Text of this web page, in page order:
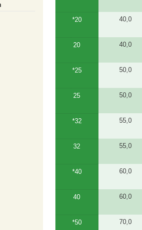
*20 40,0
20 40,0
*25 50,0
25 50,0
*32 55,0
32 55,0
*40 60,0
40 60,0
*50 70,0